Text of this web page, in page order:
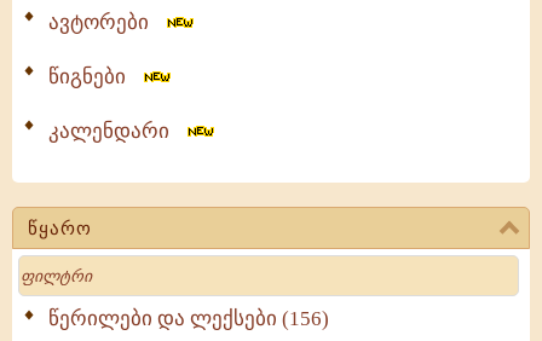
ავტორები
წიგნები
კალენდარი
წყარო
Search
წერილები და ლექსები (156)